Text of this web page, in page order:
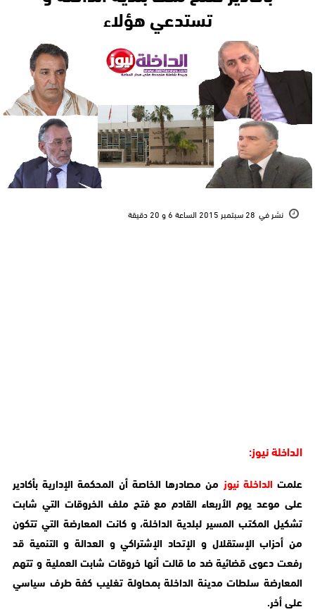
تستدعي هؤلاء
نشر في 28 سبتمبر 2015 الساعة 6 و 20 دقيقة
الداخلة نيوز:
علمت الداخلة نيوز من مصادرها الخاصة أن المحكمة الإدارية بأكادير
على موعد يوم الأربعاء القادم مع فتح ملف الخروقات التي شابت
تشكيل المكتب المسير لبلدية الداخلة، و كانت المعارضة التي تتكون
من أحزاب الإستقلال و الإتحاد الإشتراكي و العدالة و التنمية قد
رفعت دعوى قضائية ضد ما قالت أنها خروقات شابت العملية و تتهم
المعارضة سلطات مدينة الداخلة بمحاولة تغليب كفة طرف سياسي
على أخر.